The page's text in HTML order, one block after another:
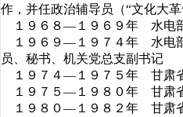
作，并任政治辅导员（“文化大革
１９６８—１９６９年 水电
１９６９—１９７４年 水电
员、秘书、机关党总支副书记
１９７４—１９７５年 甘肃
１９７５—１９８０年 甘肃
１９８０—１９８２年 甘肃